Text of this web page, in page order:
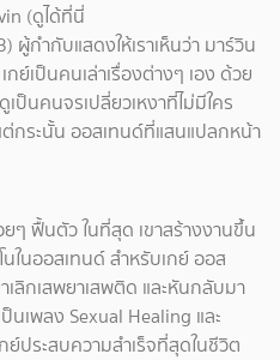
(ดูได้ที่นี่
กำกับแสดงให้เราเห็นว่า มาร์วิน
ย์เป็นคนเล่าเรื่องต่างๆ เอง ด้วย
เป็นคนจรเปลี่ยวเหงาที่ไม่มีใคร
ระน้ัน ออสเทนด์ที่แสนแปลกหน้า
ๆ ฟื้นตัว ในที่สุด เขาสร้างงานขึ้น
นในออสเทนด์ สำหรับเกย์ ออส
เลิกเสพยาเสพติด และหันกลับมา
เพลง Sexual Healing และ
ประสบความสำเร็จที่สุดในชีวิต